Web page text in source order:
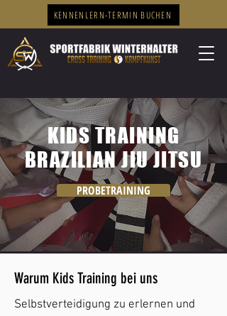
KENNENLERN-TERMIN BUCHEN
KIDS TRAINING
BRAZILIAN JIU JITSU
PROBETRAINING
Warum Kids Training bei uns
Selbstverteidigung zu erlernen und